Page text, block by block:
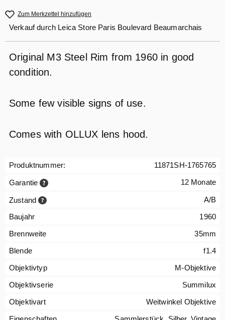
Zum Merkzettel hinzufügen
Verkauf durch Leica Store Paris Boulevard Beaumarchais
Original M3 Steel Rim from 1960 in good
condition.
Some few visible signs of use.
Comes with OLLUX lens hood.
Produktnummer: 11871SH-1765765
Garantie 12 Monate
Zustand A/B
Baujahr
1960
Brennweite
35mm
Blende
f1.4
Objektivtyp
M-Objektive
Objektivserie
Summilux
Objektivart
Weitwinkel Objektive